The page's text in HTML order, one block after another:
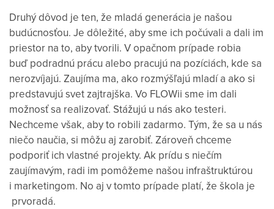
Druhý dôvod je ten, že mladá generácia je našou
budúcnosťou. Je dôležité, aby sme ich počúvali a dali im
priestor na to, aby tvorili. V opačnom prípade robia
buď podradnú prácu alebo pracujú na pozíciách, kde sa
nerozvíjajú. Zaujíma ma, ako rozmýšľajú mladí a ako si
predstavujú svet zajtrajška. Vo FLOWii sme im dali
možnosť sa realizovať. Stážujú u nás ako testeri.
Nechceme však, aby to robili zadarmo. Tým, že sa u nás
niečo naučia, si môžu aj zarobiť. Zároveň chceme
podporiť ich vlastné projekty. Ak prídu s niečím
zaujímavým, radi im pomôžeme našou infraštruktúrou
i marketingom. No aj v tomto prípade platí, že škola je
prvoradá.